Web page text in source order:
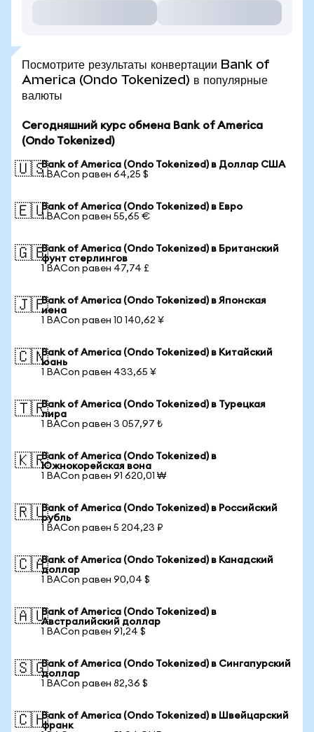
Посмотрите результаты конвертации Bank of
America (Ondo Tokenized) в популярные
валюты
Сегодняшний курс обмена Bank of America
(Ondo Tokenized)
🇺🇸Bank of America (Ondo Tokenized) в Доллар США
1 BACon равен 64,25 $
🇪🇺Bank of America (Ondo Tokenized) в Евро
1 BACon равен 55,65 €
🇬🇧Bank of America (Ondo Tokenized) в Британский
фунт стерлингов
1 BACon равен 47,74 £
🇯🇵Bank of America (Ondo Tokenized) в Японская
иена
1 BACon равен 10 140,62 ¥
🇨🇳Bank of America (Ondo Tokenized) в Китайский
юань
1 BACon равен 433,65 ¥
🇹🇷Bank of America (Ondo Tokenized) в Турецкая
лира
1 BACon равен 3 057,97 ₺
🇰🇷Bank of America (Ondo Tokenized) в
Южнокорейская вона
1 BACon равен 91 620,01 ₩
🇷🇺Bank of America (Ondo Tokenized) в Российский
рубль
1 BACon равен 5 204,23 ₽
🇨🇦Bank of America (Ondo Tokenized) в Канадский
доллар
1 BACon равен 90,04 $
🇦🇺Bank of America (Ondo Tokenized) в
Австралийский доллар
1 BACon равен 91,24 $
🇸🇬Bank of America (Ondo Tokenized) в Сингапурский
доллар
1 BACon равен 82,36 $
🇨🇭Bank of America (Ondo Tokenized) в Швейцарский
франк